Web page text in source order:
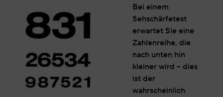
Bei einem
Sehschärfetest
erwartet Sie eine
Zahlenreihe, die
nach unten hin
kleiner wird – dies
ist der
wahrscheinlich